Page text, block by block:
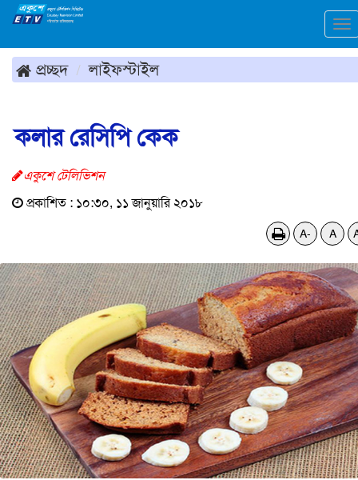
প্রচ্ছদ লাইফস্টাইল
কলার রেসিপি কেক
একুশে টেলিভিশন
প্রকাশিত : ১০:৩০, ১১ জানুয়ারি ২০১৮
A- A